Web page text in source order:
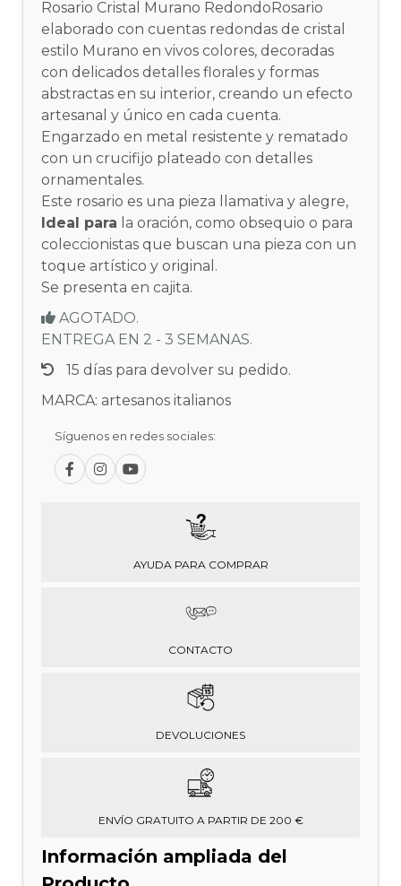
Rosario Cristal Murano RedondoRosario
elaborado con cuentas redondas de cristal
estilo Murano en vivos colores, decoradas
con delicados detalles florales y formas
abstractas en su interior, creando un efecto
artesanal y único en cada cuenta.
Engarzado en metal resistente y rematado
con un crucifijo plateado con detalles
ornamentales.
Este rosario es una pieza llamativa y alegre,
Ideal para la oración, como obsequio o para
coleccionistas que buscan una pieza con un
toque artístico y original.
Se presenta en cajita.
AGOTADO.
ENTREGA EN 2 - 3 SEMANAS.
15 días para devolver su pedido.
MARCA: artesanos italianos
Síguenos en redes sociales:
AYUDA PARA COMPRAR
CONTACTO
DEVOLUCIONES
ENVÍO GRATUITO A PARTIR DE 200 €
Información ampliada del